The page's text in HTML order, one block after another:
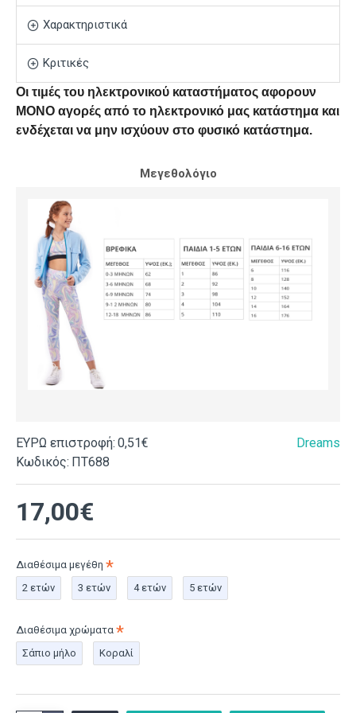
Χαρακτηριστικά
Κριτικές
Οι τιμές του ηλεκτρονικού καταστήματος αφορουν
ΜΟΝΟ αγορές από το ηλεκτρονικό μας κατάστημα και
ενδέχεται να μην ισχύουν στο φυσικό κατάστημα.
Μεγεθολόγιο
ΕΥΡΩ επιστροφή: 0,51€
Κωδικός: ΠΤ688
Dreams
17,00€
Διαθέσιμα μεγέθη
2 ετών
3 ετών 4 ετών 5 ετών
Διαθέσιμα χρώματα
Σάπιο μήλο
Κοραλί